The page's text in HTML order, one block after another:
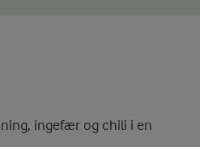
ingefær og chili i en